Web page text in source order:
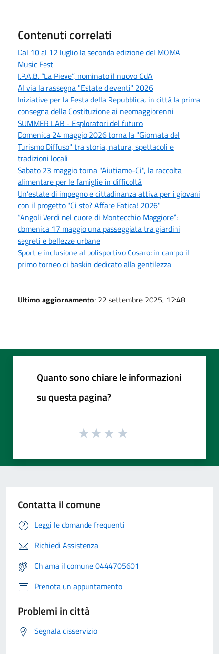
Contenuti correlati
Dal 10 al 12 luglio la seconda edizione del MOMA
Music Fest
I.P.A.B. “La Pieve”, nominato il nuovo CdA
Al via la rassegna "Estate d'eventi" 2026
Iniziative per la Festa della Repubblica, in città la prima
consegna della Costituzione ai neomaggiorenni
SUMMER LAB - Esploratori del futuro
Domenica 24 maggio 2026 torna la "Giornata del
Turismo Diffuso" tra storia, natura, spettacoli e
tradizioni locali
Sabato 23 maggio torna "Aiutiamo-Ci", la raccolta
alimentare per le famiglie in difficoltà
Un’estate di impegno e cittadinanza attiva per i giovani
con il progetto "Ci sto? Affare Fatica! 2026"
“Angoli Verdi nel cuore di Montecchio Maggiore”:
domenica 17 maggio una passeggiata tra giardini
segreti e bellezze urbane
Sport e inclusione al polisportivo Cosaro: in campo il
primo torneo di baskin dedicato alla gentilezza
Ultimo aggiornamento: 22 settembre 2025, 12:48
Quanto sono chiare le informazioni
su questa pagina?
Contatta il comune
Leggi le domande frequenti
Richiedi Assistenza
Chiama il comune 0444705601
Prenota un appuntamento
Problemi in città
Segnala disservizio